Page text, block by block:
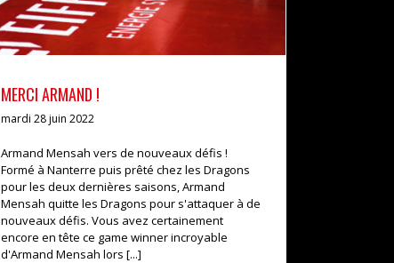
MERCI ARMAND !
mardi 28 juin 2022
Armand Mensah vers de nouveaux défis !
Formé à Nanterre puis prêté chez les Dragons
pour les deux dernières saisons, Armand
Mensah quitte les Dragons pour s'attaquer à de
nouveaux défis. Vous avez certainement
encore en tête ce game winner incroyable
d'Armand Mensah lors [...]